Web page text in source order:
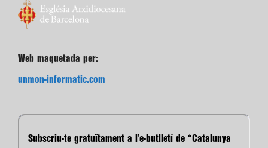
Web maquetada per:
unmon-informatic.com
Subscriu-te gratuïtament a l’e-butlletí de “Catalunya